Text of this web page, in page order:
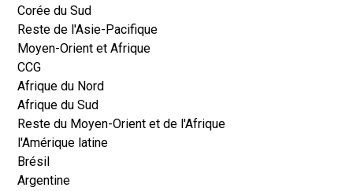
Corée du Sud
Reste de l'Asie-Pacifique
Moyen-Orient et Afrique
CCG
Afrique du Nord
Afrique du Sud
Reste du Moyen-Orient et de l'Afrique
l'Amérique latine
Brésil
Argentine